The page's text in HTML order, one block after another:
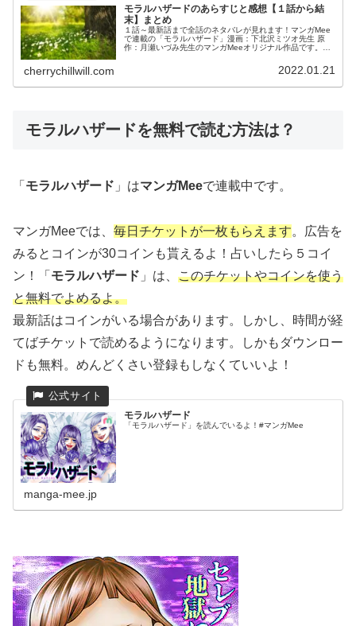
モラルハザードのあらすじと感想【１話から結
末】まとめ
１話～最新話まで全話のネタバレが見れます！マンガMee
で連載の「モラルハザード」漫画：下北沢ミツオ先生 原
作：月瀬いづみ先生のマンガMeeオリジナル作品です。お
cherrychillwill.com 2022.01.21
モラルハザードを無料で読む方法は？
「 モラルハザード 」はマンガMeeで連載中です。
マンガMeeでは、 毎日チケットが一枚もらえます。
広告を
みるとコインが30コインも貰えるよ！占いしたら５コイ
ン！
「 モラルハザード 」は、 このチケットやコインを使う
と無料でよめるよ。
最新話はコインがいる場合があります。しかし、時間が経
てばチケットで読めるようになります。しかもダウンロー
ドも無料。めんどくさい登録もしなくていいよ！
モラルハザード
「モラルハザード」を読んでいるよ！#マンガMee
manga-mee.jp